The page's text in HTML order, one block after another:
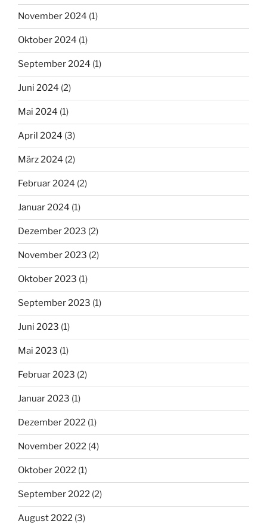
November 2024 (1)
Oktober 2024 (1)
September 2024 (1)
Juni 2024 (2)
Mai 2024 (1)
April 2024 (3)
März 2024 (2)
Februar 2024 (2)
Januar 2024 (1)
Dezember 2023 (2)
November 2023 (2)
Oktober 2023 (1)
September 2023 (1)
Juni 2023 (1)
Mai 2023 (1)
Februar 2023 (2)
Januar 2023 (1)
Dezember 2022 (1)
November 2022 (4)
Oktober 2022 (1)
September 2022 (2)
August 2022 (3)